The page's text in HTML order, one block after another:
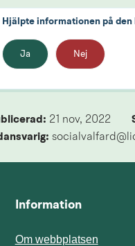
Hjälpte informationen på den
Ja Nej
21 nov, 2022
Information
Om webbplatsen